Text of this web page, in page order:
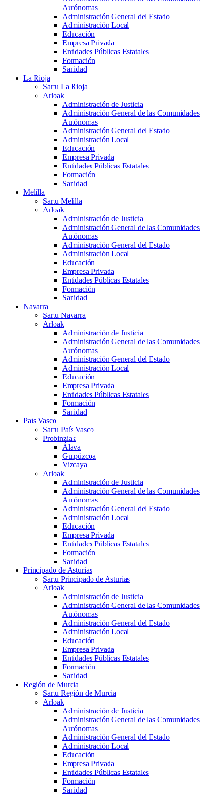
Autónomas
Administración General del Estado
Administración Local
Educación
Empresa Privada
Entidades Públicas Estatales
Formación
Sanidad
La Rioja
Sartu La Rioja
Arloak
Administración de Justicia
Administración General de las Comunidades
Autónomas
Administración General del Estado
Administración Local
Educación
Empresa Privada
Entidades Públicas Estatales
Formación
Sanidad
Melilla
Sartu Melilla
Arloak
Administración de Justicia
Administración General de las Comunidades
Autónomas
Administración General del Estado
Administración Local
Educación
Empresa Privada
Entidades Públicas Estatales
Formación
Sanidad
Navarra
Sartu Navarra
Arloak
Administración de Justicia
Administración General de las Comunidades
Autónomas
Administración General del Estado
Administración Local
Educación
Empresa Privada
Entidades Públicas Estatales
Formación
Sanidad
País Vasco
Sartu País Vasco
Probinziak
Álava
Guipúzcoa
Vizcaya
Arloak
Administración de Justicia
Administración General de las Comunidades
Autónomas
Administración General del Estado
Administración Local
Educación
Empresa Privada
Entidades Públicas Estatales
Formación
Sanidad
Principado de Asturias
Sartu Principado de Asturias
Arloak
Administración de Justicia
Administración General de las Comunidades
Autónomas
Administración General del Estado
Administración Local
Educación
Empresa Privada
Entidades Públicas Estatales
Formación
Sanidad
Región de Murcia
Sartu Región de Murcia
Arloak
Administración de Justicia
Administración General de las Comunidades
Autónomas
Administración General del Estado
Administración Local
Educación
Empresa Privada
Entidades Públicas Estatales
Formación
Sanidad